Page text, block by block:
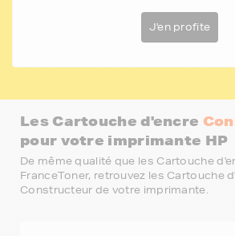
J'en profite
Les Cartouche d'encre
pour votre imprimante HP
De même qualité que les Cartouche
FranceToner, retrouvez les Cartouche
Constructeur de votre imprimante.